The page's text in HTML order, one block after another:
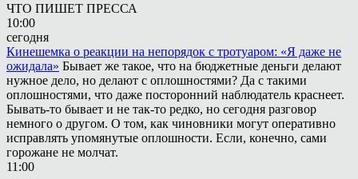
ЧТО ПИШЕТ ПРЕССА
10:00
сегодня
Кинешемка о реакции на непорядок с тротуаром: «Я даже не
ожидала» Бывает же такое, что на бюджетные деньги делают
нужное дело, но делают с оплошностями? Да с такими
оплошностями, что даже посторонний наблюдатель краснеет.
Бывать-то бывает и не так-то редко, но сегодня разговор
немного о другом. О том, как чиновники могут оперативно
исправлять упомянутые оплошности. Если, конечно, сами
горожане не молчат.
11:00